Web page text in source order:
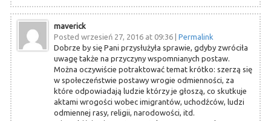
maverick
Posted wrzesień 27, 2016 at 09:36| Permalink
Dobrze by się Pani przysłużyła sprawie, gdyby zwróciła
uwagę także na przyczyny wspomnianych postaw.
Można oczywiście potraktować temat krótko: szerzą się
w społeczeństwie postawy wrogie odmienności, za
które odpowiadają ludzie którzy je głoszą, co skutkuje
aktami wrogości wobec imigrantów, uchodźców, ludzi
odmiennej rasy, religii, narodowości, itd.